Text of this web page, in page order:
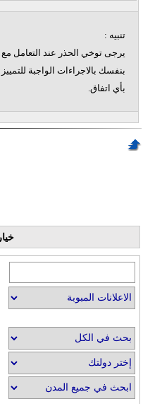
تنبيه :
يرجى توخي الحذر عند التعامل
بنفسك بالاجراءات الواجبة
بأي اتفاق.